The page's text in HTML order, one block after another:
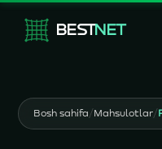
BESTNET
Bosh sahifa/Mahsulotlar/